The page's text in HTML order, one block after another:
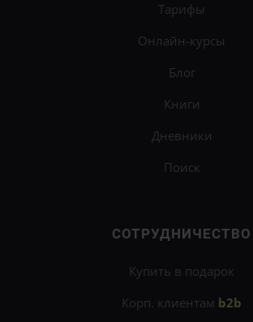
Тарифы
Онлайн-курсы
Блог
Книги
Дневники
Поиск
СОТРУДНИЧЕСТВО
Купить в подарок
Корп. клиентам b2b